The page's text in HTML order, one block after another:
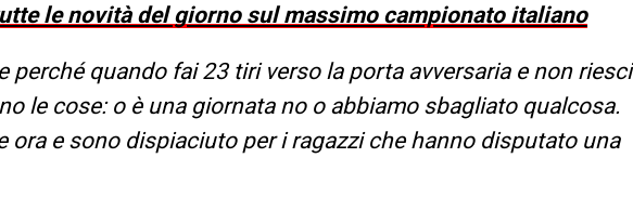
le novità del giorno sul massimo campionato italiano
perché quando fai 23 tiri verso la porta avversaria e non riesci
le cose: o è una giornata no o abbiamo sbagliato qualcosa.
ora e sono dispiaciuto per i ragazzi che hanno disputato una